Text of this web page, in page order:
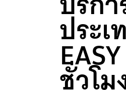
ประ
ชั่วโ